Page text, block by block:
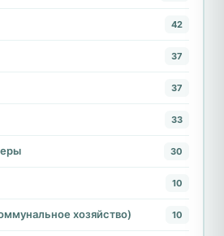
42
37
37
33
30
10
хозяйство) 10